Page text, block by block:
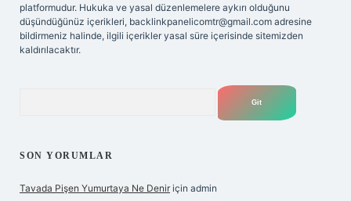
platformudur. Hukuka ve yasal düzenlemelere aykırı olduğunu
düşündüğünüz içerikleri, backlinkpanelicomtr@gmail.com adresine
bildirmeniz halinde, ilgili içerikler yasal süre içerisinde sitemizden
kaldırılacaktır.
SON YORUMLAR
Tavada Pişen Yumurtaya Ne Denir için admin